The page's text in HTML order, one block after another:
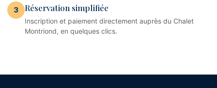
3 Réservation simplifiée
Inscription et paiement directement auprès du Chalet
Montriond, en quelques clics.